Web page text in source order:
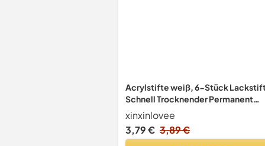
Acrylstifte weiß, 6-Stück
Schnell Trocknender Permanent
Marker
xinxinlovee
3,79 € 3,89 €